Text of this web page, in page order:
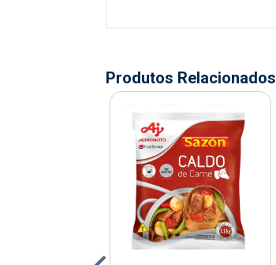
Produtos Relacionados